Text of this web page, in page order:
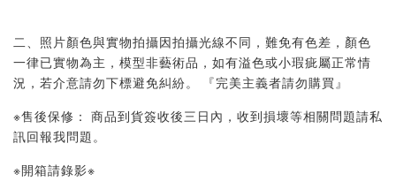
二、照片顏色與實物拍攝因拍攝光線不同，難免有色差，顏色
一律已實物為主，模型非藝術品，如有溢色或小瑕疵屬正常情
況，若介意請勿下標避免糾紛。 『完美主義者請勿購買』
※售後保修： 商品到貨簽收後三日內，收到損壞等相關問題請私
訊回報我問題。
※開箱請錄影※